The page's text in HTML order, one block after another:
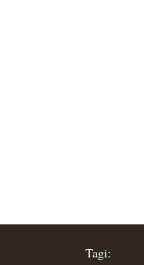
Tagi: